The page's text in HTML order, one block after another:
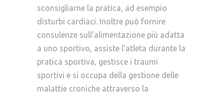
sconsigliarne la pratica, ad esempio
disturbi cardiaci. Inoltre può fornire
consulenze sull’alimentazione più adatta
a uno sportivo, assiste l’atleta durante la
pratica sportiva, gestisce i traumi
sportivi e si occupa della gestione delle
malattie croniche attraverso la